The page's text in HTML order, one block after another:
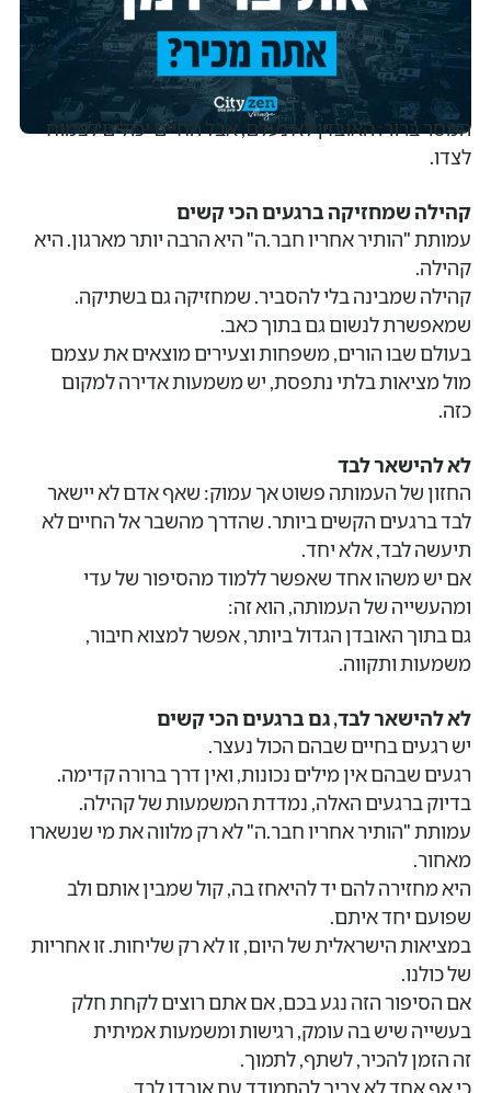
המסר ברור: האובדן לא נעלם, אבל החיים יכולים לצמוח
לצדו.
קהילה שמחזיקה ברגעים הכי קשים
עמותת "הותיר אחריו חבר.ה" היא הרבה יותר מארגון. היא
קהילה.
קהילה שמבינה בלי להסביר. שמחזיקה גם בשתיקה.
שמאפשרת לנשום גם בתוך כאב.
בעולם שבו הורים, משפחות וצעירים מוצאים את עצמם
מול מציאות בלתי נתפסת, יש משמעות אדירה למקום
כזה.
לא להישאר לבד
החזון של העמותה פשוט אך עמוק: שאף אדם לא יישאר
לבד ברגעים הקשים ביותר. שהדרך מהשבר אל החיים לא
תיעשה לבד, אלא יחד.
אם יש משהו אחד שאפשר ללמוד מהסיפור של עדי
ומהעשייה של העמותה, הוא זה:
גם בתוך האובדן הגדול ביותר, אפשר למצוא חיבור,
משמעות ותקווה.
לא להישאר לבד, גם ברגעים הכי קשים
יש רגעים בחיים שבהם הכול נעצר.
רגעים שבהם אין מילים נכונות, ואין דרך ברורה קדימה.
בדיוק ברגעים האלה, נמדדת המשמעות של קהילה.
עמותת "הותיר אחריו חבר.ה" לא רק מלווה את מי שנשארו
מאחור.
היא מחזירה להם יד להיאחז בה, קול שמבין אותם ולב
שפועם יחד איתם.
במציאות הישראלית של היום, זו לא רק שליחות. זו אחריות
של כולנו.
אם הסיפור הזה נגע בכם, אם אתם רוצים לקחת חלק
בעשייה שיש בה עומק, רגישות ומשמעות אמיתית
זה הזמן להכיר, לשתף, לתמוך.
כי אף אחד לא צריך להתמודד עם אובדן לבד.